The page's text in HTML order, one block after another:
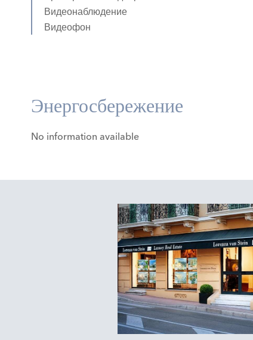
Видеонаблюдение
Видеофон
Энергосбережение
No information available